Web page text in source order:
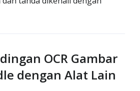
OCR Gambar
dengan Alat Lain